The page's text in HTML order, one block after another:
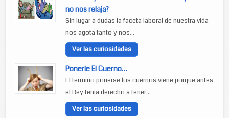
no nos relaja?
Sin lugar a dudas la faceta laboral de nuestra vida
nos agota tanto y nos...
Ver las curiosidades
Ponerle El Cuerno…
El termino ponerse los cuernos viene porque antes
el Rey tenia derecho a tener...
Ver las curiosidades